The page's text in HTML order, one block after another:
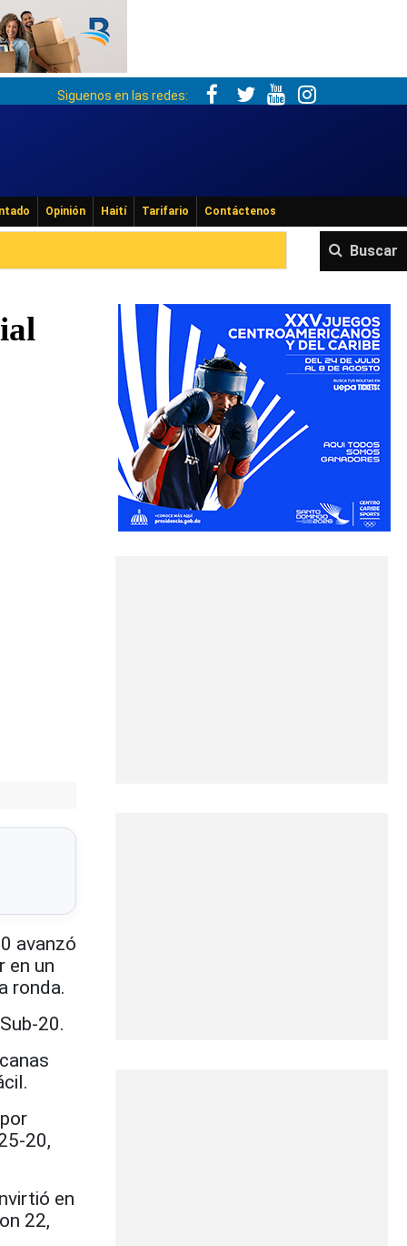
Siguenos en las redes:
Opinión Haití Tarifario Contáctenos
Buscar
avanzó
en un
ronda.
20.
20,
en
22,